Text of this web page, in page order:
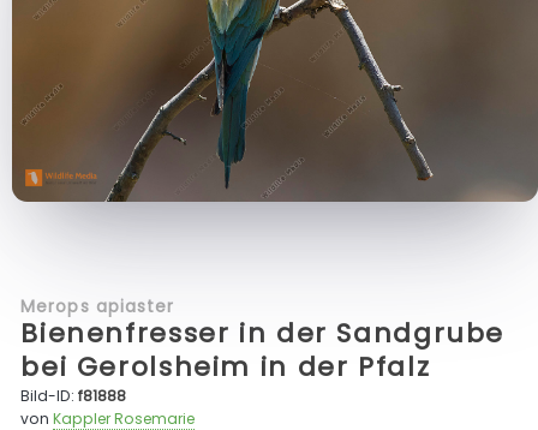
Merops apiaster
Bienenfresser in der Sandgrube
bei Gerolsheim in der Pfalz
Bild-ID:f81888
vonKappler Rosemarie